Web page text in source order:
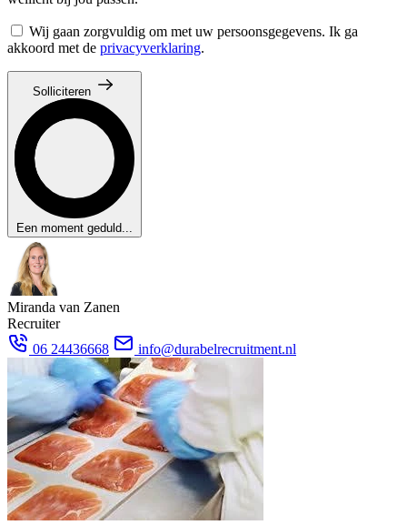
Wij gaan zorgvuldig om met uw persoonsgegevens. Ik ga
akkoord met de privacyverklaring.
Solliciteren
Een moment geduld...
Miranda van Zanen
Recruiter
06 24436668
info@durabelrecruitment.nl